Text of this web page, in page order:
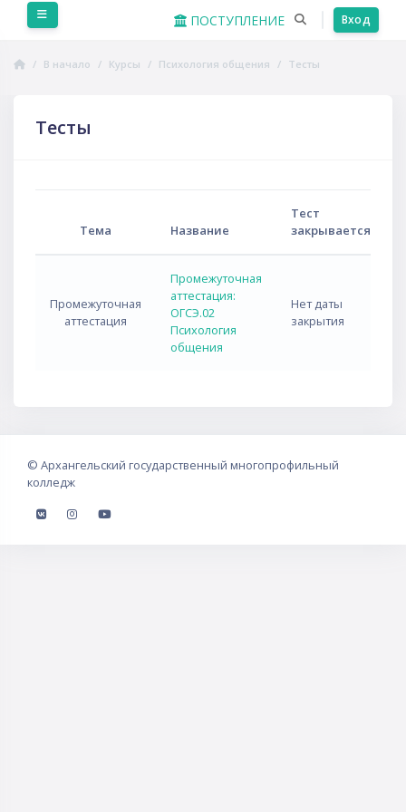
Перейти к основному содержанию
ПОСТУПЛЕНИЕ Вход
В начало Курсы Психология общения Тесты
Тесты
Тема Название
Тест
закрывается
Промежуточная
аттестация
Промежуточная
аттестация:
ОГСЭ.02
Психология
общения
Нет даты
закрытия
© Архангельский государственный многопрофильный
колледж